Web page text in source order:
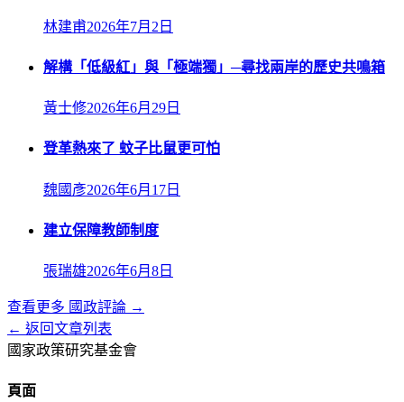
林建甫2026年7月2日
解構「低級紅」與「極端獨」─尋找兩岸的歷史共鳴箱
黃士修2026年6月29日
登革熱來了 蚊子比鼠更可怕
魏國彥2026年6月17日
建立保障教師制度
張瑞雄2026年6月8日
查看更多 國政評論 →
← 返回文章列表
國家政策研究基金會
頁面